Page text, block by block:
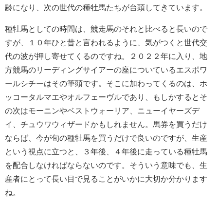
齢になり、次の世代の種牡馬たちが台頭してきています。
種牡馬としての時間は、競走馬のそれと比べると長いので
すが、１０年ひと昔と言われるように、気がつくと世代交
代の波が押し寄せてくるのですね。２０２２年に入り、地
方競馬のリーディングサイアーの座についているエスポワ
ールシチーはその筆頭です。そこに加わってくるのは、ホ
ッコータルマエやオルフェーヴルであり、もしかするとそ
の次はモーニンやベストウォーリア、ニューイヤーズデ
イ、チュウワウィザードかもしれません。馬券を買うだけ
ならば、今が旬の種牡馬を買うだけで良いのですが、生産
という視点に立つと、３年後、４年後に走っている種牡馬
を配合しなければならないのです。そういう意味でも、生
産者にとって長い目で見ることがいかに大切か分かります
ね。